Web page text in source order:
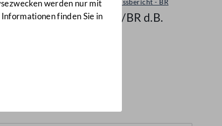
werden nur mit
finden Sie in
Ausschussbericht - BR
7964/BR d.B.